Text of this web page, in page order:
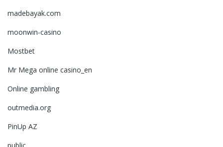
madebayak.com
moonwin-casino
Mostbet
Mr Mega online casino_en
Online gambling
outmedia.org
PinUp AZ